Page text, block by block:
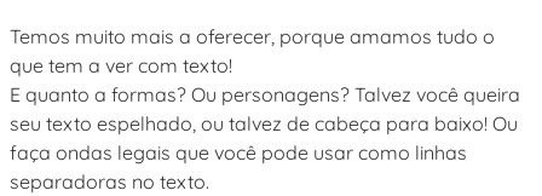
Temos muito mais a oferecer, porque amamos tudo o
que tem a ver com texto!
E quanto a formas? Ou personagens? Talvez você queira
seu texto espelhado, ou talvez de cabeça para baixo! Ou
faça ondas legais que você pode usar como linhas
separadoras no texto.